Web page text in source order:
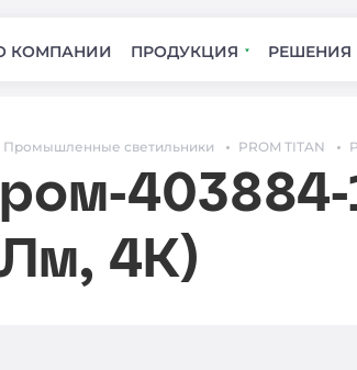
КОМПАНИИ ПРОДУКЦИЯ РЕШЕНИЯ
Промышленные светильники PROM TITAN
4К)